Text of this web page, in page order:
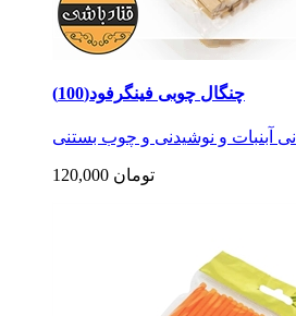
چنگال چوبی فینگرفود(100)
نی آبنبات و نوشیدنی و چوب بستنی
120,000 تومان